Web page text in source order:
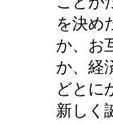
を決め
か、お
か、経
どとに
新しく